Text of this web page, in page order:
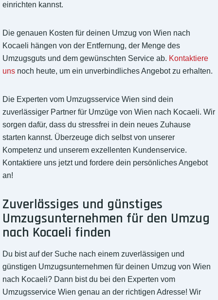
einrichten kannst.
Die genauen Kosten für deinen Umzug von Wien nach
Kocaeli hängen von der Entfernung, der Menge des
Umzugsguts und dem gewünschten Service ab. Kontaktiere
uns noch heute, um ein unverbindliches Angebot zu erhalten.
Die Experten vom Umzugsservice Wien sind dein
zuverlässiger Partner für Umzüge von Wien nach Kocaeli. Wir
sorgen dafür, dass du stressfrei in dein neues Zuhause
starten kannst. Überzeuge dich selbst von unserer
Kompetenz und unserem exzellenten Kundenservice.
Kontaktiere uns jetzt und fordere dein persönliches Angebot
an!
Zuverlässiges und günstiges
Umzugsunternehmen für den Umzug
nach Kocaeli finden
Du bist auf der Suche nach einem zuverlässigen und
günstigen Umzugsunternehmen für deinen Umzug von Wien
nach Kocaeli? Dann bist du bei den Experten vom
Umzugsservice Wien genau an der richtigen Adresse! Wir